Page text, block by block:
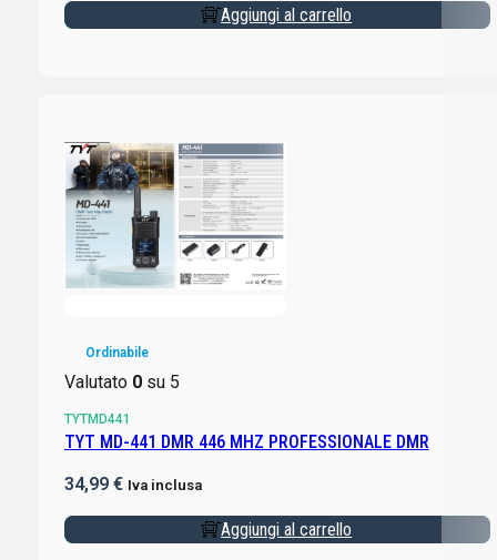
Aggiungi al carrello
Ordinabile
Valutato 0su 5
TYTMD441
TYT MD-441 DMR 446 MHZ PROFESSIONALE DMR
34,99 € Iva inclusa
Aggiungi al carrello